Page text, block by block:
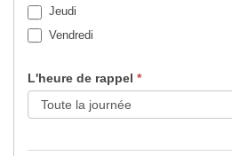
Jeudi
Vendredi
L'heure de rappel *